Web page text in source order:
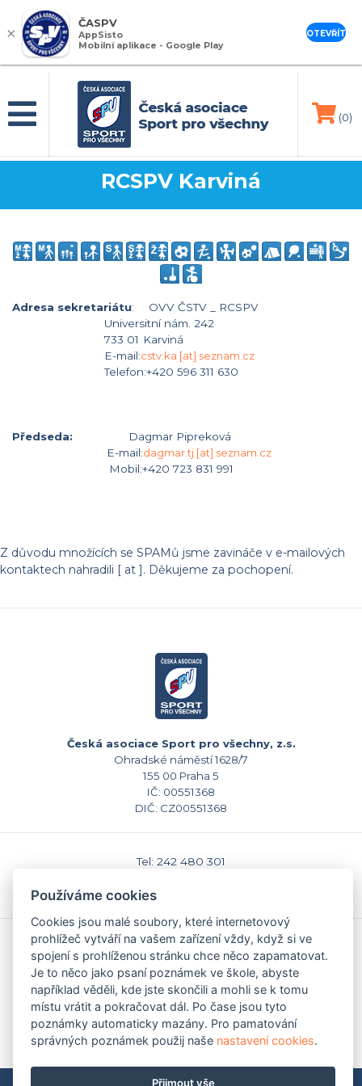
(0)
RCSPV Karviná
Adresa sekretariátu:
OVV ČSTV _ RCSPV
Universitní nám. 242
733 01 Karviná
E-mail:cstv.ka [at] seznam.cz
Telefon:+420 596 311 630
Předseda:
Dagmar Pipreková
E-mail:dagmar.tj [at] seznam.cz
Mobil:+420 723 831 991
Z důvodu množících se SPAMů jsme zavináče v e-mailových
kontaktech nahradili [ at ]. Děkujeme za pochopení.
Česká asociace Sport pro všechny, z.s.
Ohradské náměstí 1628/7
155 00 Praha 5
IČ: 00551368
DIČ: CZ00551368
Tel: 242 480 301
www.caspv.cz
Kontakty
Domů
Napište nám
Facebook
Nastavení cookies
×
ČASPV
AppSisto
Mobilní aplikace - Google Play
OTEVŘÍT
Používáme cookies
Cookies jsou malé soubory, které internetovový
prohlížeč vytváří na vašem zařízení vždy, když si ve
spojení s prohlíženou stránku chce něco zapamatovat.
Je to něco jako psaní poznámek ve škole, abyste
například věděli, kde jste skončili a mohli se k tomu
místu vrátit a pokračovat dál. Po čase jsou tyto
poznámky automaticky mazány. Pro pamatování
správných poznámek použij naše nastavení cookies.
Přijmout vše